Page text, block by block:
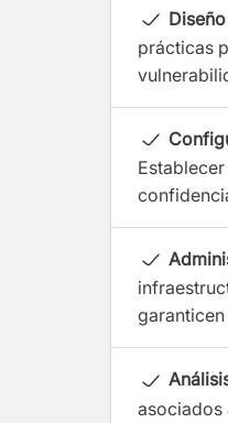
prácticas
asociados